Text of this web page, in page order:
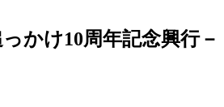
かけ10周年記念興行－